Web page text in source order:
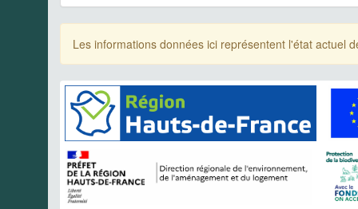
Les informations données ici représentent l'état actuel